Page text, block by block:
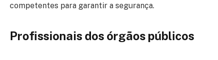
competentes para garantir a segurança.
Profissionais dos órgãos públicos